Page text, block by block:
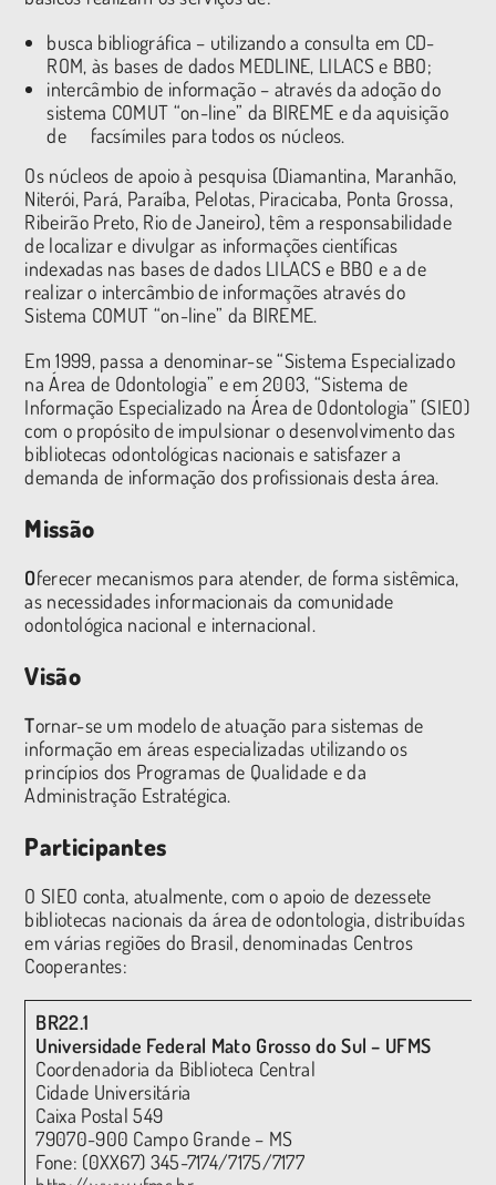
busca bibliográfica – utilizando a consulta em CD-
ROM, às bases de dados MEDLINE, LILACS e BBO;
intercâmbio de informação – através da adoção do
sistema COMUT “on-line” da BIREME e da aquisição
de facsímiles para todos os núcleos.
Os núcleos de apoio à pesquisa (Diamantina, Maranhão,
Niterói, Pará, Paraíba, Pelotas, Piracicaba, Ponta Grossa,
Ribeirão Preto, Rio de Janeiro), têm a responsabilidade
de localizar e divulgar as informações científicas
indexadas nas bases de dados LILACS e BBO e a de
realizar o intercâmbio de informações através do
Sistema COMUT “on-line” da BIREME.
Em 1999, passa a denominar-se “Sistema Especializado
na Área de Odontologia” e em 2003, “Sistema de
Informação Especializado na Área de Odontologia” (SIEO)
com o propósito de impulsionar o desenvolvimento das
bibliotecas odontológicas nacionais e satisfazer a
demanda de informação dos profissionais desta área.
Missão
Oferecer mecanismos para atender, de forma sistêmica,
as necessidades informacionais da comunidade
odontológica nacional e internacional.
Visão
Tornar-se um modelo de atuação para sistemas de
informação em áreas especializadas utilizando os
princípios dos Programas de Qualidade e da
Administração Estratégica.
Participantes
O SIEO conta, atualmente, com o apoio de dezessete
bibliotecas nacionais da área de odontologia, distribuídas
em várias regiões do Brasil, denominadas Centros
Cooperantes:
BR22.1
Universidade Federal Mato Grosso do Sul – UFMS
Coordenadoria da Biblioteca Central
Cidade Universitária
Caixa Postal 549
79070-900 Campo Grande – MS
Fone: (0XX67) 345-7174/7175/7177